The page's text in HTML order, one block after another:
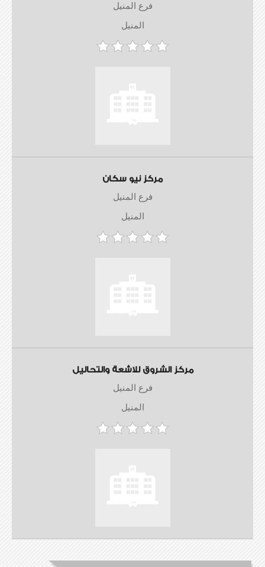
فرع المنيل
المنيل
مركز نيو سكان
فرع المنيل
المنيل
مركز الشروق للاشعة والتحاليل
فرع المنيل
المنيل